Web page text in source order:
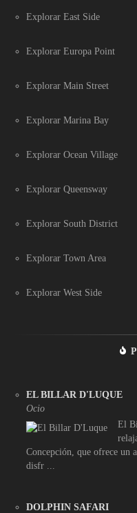
Explorar East Side
Explorar Europa Point
Explorar Main Street
Explorar Marina Bay
Explorar Ocean Village
Explorar Queensway
Explorar South District
Explorar Town Area
Explorar West Side
EL BILLAR D'LUQUE
Ocio
El
Concepción, que ofrece un
disfr ...
DOLPHIN SAFARI